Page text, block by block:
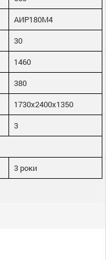
АИР180М4
30
1460
380
1730х2400х1350
3
3 роки